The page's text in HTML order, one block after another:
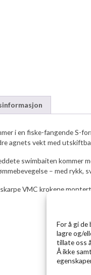
For å gi
lagre og/
tillate oss
Å ikke
i en fiske-fangende S-
agnets vekt med
swimbaiten kommer
– med rykk,
VMC krokene